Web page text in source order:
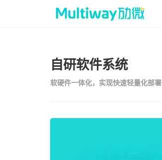
自研软件系统
软硬件一体化，实现快速轻量化部署